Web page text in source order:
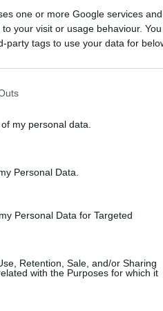
one or more Google services
your visit or usage behaviour.
party tags to use your data for
my personal data.
Personal Data.
Personal Data for Targeted
Retention, Sale, and/or Sharing
with the Purposes for which it
Microsoft PlayIT
hazánk
képeire
debreceni PlayIT alkotói
Mutatjuk, hogyan tudjátok
PlayIT GameART
a szavazás a legjobb